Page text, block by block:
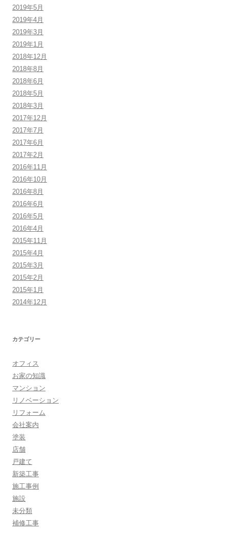
2019年5月
2019年4月
2019年3月
2019年1月
2018年12月
2018年8月
2018年6月
2018年5月
2018年3月
2017年12月
2017年7月
2017年6月
2017年2月
2016年11月
2016年10月
2016年8月
2016年6月
2016年5月
2016年4月
2015年11月
2015年4月
2015年3月
2015年2月
2015年1月
2014年12月
カテゴリー
オフィス
お家の知識
マンション
リノベーション
リフォーム
会社案内
塗装
店舗
戸建て
新築工事
施工事例
施設
未分類
補修工事